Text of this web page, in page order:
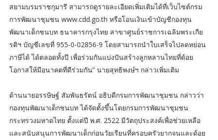
สยามบรมราชกุมารี สามารถดูรายละเอียดเพิ่มเติมได้ที่เว็บไซต์กรม
การพัฒนาชุมชน www.cdd.go.th หรือโอนเงินเข้าบัญชีกองทุน
พัฒนาเด็กชนบท ธนาคารกรุงไทย สาขาศูนย์ราชการเฉลิมพระเกีย
รติฯ บัญชีเลขที่ 955-0-02856-9 โดยสามารถนำใบเสร็จไปลดหย่อน
ภาษีได้ ได้ตลอดทั้งปี เพื่อร่วมกันแบ่งปันสร้างลูกหลานไทยที่ด้อย
โอกาสให้มีอนาคตที่ดีร่วมกัน” นายสุทธิพงษ์ฯ กล่าวเพิ่มเติม
ด้านนายอรรษิษฐ์ สัมพันธรัตน์ อธิบดีกรมการพัฒนาชุมชน กล่าวว่า
กองทุนพัฒนาเด็กชนบท ได้จัดตั้งขึ้นโดยกรมการพัฒนาชุมชน
กระทรวงมหาดไทย ตั้งแต่ปี พ.ศ. 2522 มีวัตถุประสงค์เพื่อช่วยเหลือ
และสนับสนุนการพัฒนาเด็กก่อนวัยเรียนที่ครอบครัวยากจนและด้อย